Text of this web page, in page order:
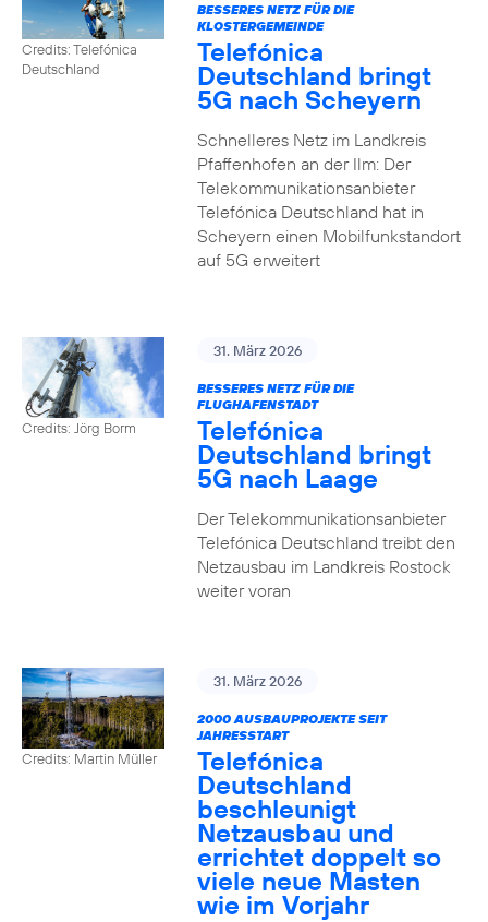
Credits: Telefónica
Deutschland
BESSERES NETZ FÜR DIE
KLOSTERGEMEINDE
Telefónica
Deutschland bringt
5G nach Scheyern
Schnelleres Netz im Landkreis
Pfaffenhofen an der Ilm: Der
Telekommunikationsanbieter
Telefónica Deutschland hat in
Scheyern einen Mobilfunkstandort
auf 5G erweitert
Credits: Jörg Borm
31. März 2026
BESSERES NETZ FÜR DIE
FLUGHAFENSTADT
Telefónica
Deutschland bringt
5G nach Laage
Der Telekommunikationsanbieter
Telefónica Deutschland treibt den
Netzausbau im Landkreis Rostock
weiter voran
Credits: Martin Müller
31. März 2026
2000 AUSBAUPROJEKTE SEIT
JAHRESSTART
Telefónica
Deutschland
beschleunigt
Netzausbau und
errichtet doppelt so
viele neue Masten
wie im Vorjahr